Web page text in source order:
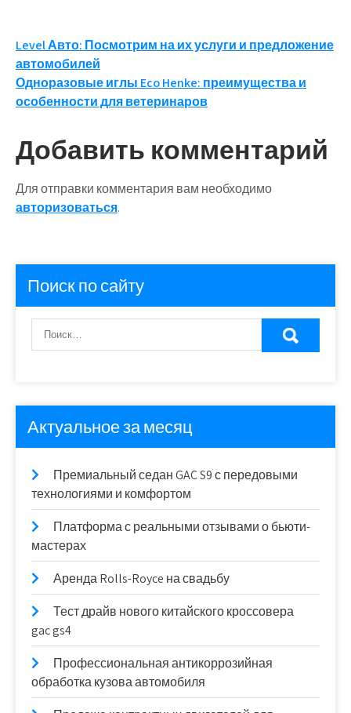
Навигация
по
записям
Level Авто: Посмотрим на их услуги и предложение
автомобилей
Одноразовые иглы Eco Henke: преимущества и
особенности для ветеринаров
Добавить комментарий
Для отправки комментария вам необходимо
авторизоваться.
Поиск по сайту
Актуальное за месяц
Премиальный седан GAC S9 с передовыми
технологиями и комфортом
Платформа с реальными отзывами о бьюти-
мастерах
Аренда Rolls-Royce на свадьбу
Тест драйв нового китайского кроссовера
gac gs4
Профессиональная антикоррозийная
обработка кузова автомобиля